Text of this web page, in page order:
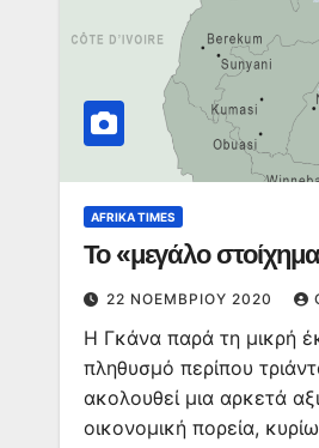
AFRIKA TIMES
Το «μεγάλο
22 ΝΟΕΜΒΡΊΟΥ 2020
Η Γκάνα παρά τη μικρή
πληθυσμό περίπου
ακολουθεί μια αρκετά
οικονομική πορεία,